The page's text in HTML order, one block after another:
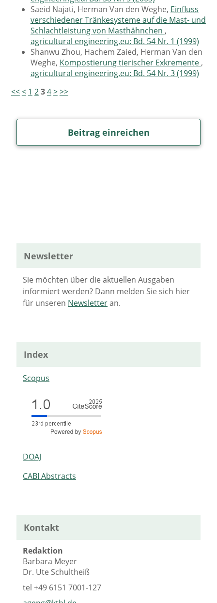
Saeid Najati, Herman Van den Weghe, Einfluss
verschiedener Tränkesysteme auf die Mast- und
Schlachtleistung von Masthähnchen ,
agricultural engineering.eu: Bd. 54 Nr. 1 (1999)
Shanwu Zhou, Hachem Zaied, Herman Van den
Weghe, Kompostierung tierischer Exkremente ,
agricultural engineering.eu: Bd. 54 Nr. 3 (1999)
<<< 1 234>>>
Beitrag einreichen
Newsletter
Sie möchten über die aktuellen Ausgaben
informiert werden? Dann melden Sie sich hier
für unseren Newsletteran.
Index
Scopus
DOAJ
CABI Abstracts
Kontakt
Redaktion
Barbara Meyer
Dr. Ute Schultheiß
tel+49 6151 7001-127